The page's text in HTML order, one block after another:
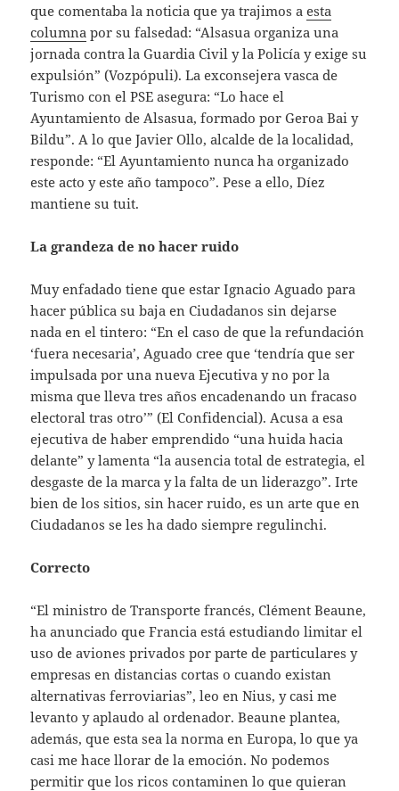
que comentaba la noticia que ya trajimos aesta
columna por su falsedad: “Alsasua organiza una
jornada contra la Guardia Civil y la Policía y exige su
expulsión” (Vozpópuli). La exconsejera vasca de
Turismo con el PSE asegura: “Lo hace el
Ayuntamiento de Alsasua, formado por Geroa Bai y
Bildu”. A lo que Javier Ollo, alcalde de la localidad,
responde: “El Ayuntamiento nunca ha organizado
este acto y este año tampoco”. Pese a ello, Díez
mantiene su tuit.
La grandeza de no hacer ruido
Muy enfadado tiene que estar Ignacio Aguado para
hacer pública su baja en Ciudadanos sin dejarse
nada en el tintero: “En el caso de que la refundación
‘fuera necesaria’, Aguado cree que ‘tendría que ser
impulsada por una nueva Ejecutiva y no por la
misma que lleva tres años encadenando un fracaso
electoral tras otro’” (El Confidencial). Acusa a esa
ejecutiva de haber emprendido “una huida hacia
delante” y lamenta “la ausencia total de estrategia, el
desgaste de la marca y la falta de un liderazgo”. Irte
bien de los sitios, sin hacer ruido, es un arte que en
Ciudadanos se les ha dado siempre regulinchi.
Correcto
“El ministro de Transporte francés, Clément Beaune,
ha anunciado que Francia está estudiando limitar el
uso de aviones privados por parte de particulares y
empresas en distancias cortas o cuando existan
alternativas ferroviarias”, leo en Nius, y casi me
levanto y aplaudo al ordenador. Beaune plantea,
además, que esta sea la norma en Europa, lo que ya
casi me hace llorar de la emoción. No podemos
permitir que los ricos contaminen lo que quieran